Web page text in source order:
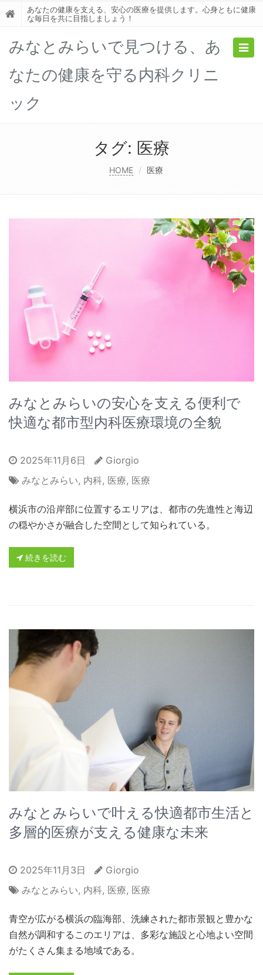
あなたの健康を支える、安心の医療を提供します。心身ともに健康
な毎日を共に目指しましょう！
みなとみらいで見つける、あ
なたの健康を守る内科クリニ
ック
タグ: 医療
HOME 医療
みなとみらいの安心を支える便利で
快適な都市型内科医療環境の全貌
2025年11月6日
Giorgio
みなとみらい, 内科, 医療, 医療
横浜市の沿岸部に位置するエリアは、都市の先進性と海辺
の穏やかさが融合した空間として知られている。
続きを読む
みなとみらいで叶える快適都市生活と
多層的医療が支える健康な未来
2025年11月3日
Giorgio
みなとみらい, 内科, 医療, 医療
青空が広がる横浜の臨海部、洗練された都市景観と豊かな
自然が調和するこのエリアは、多彩な施設と心地よい空間
がたくさん集まる地域である。